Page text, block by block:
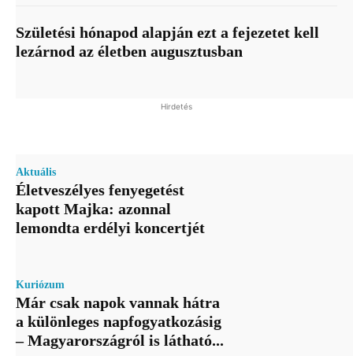
Születési hónapod alapján ezt a fejezetet kell
lezárnod az életben augusztusban
Hirdetés
Aktuális
Életveszélyes fenyegetést
kapott Majka: azonnal
lemondta erdélyi koncertjét
Kuriózum
Már csak napok vannak hátra
a különleges napfogyatkozásig
– Magyarországról is látható...